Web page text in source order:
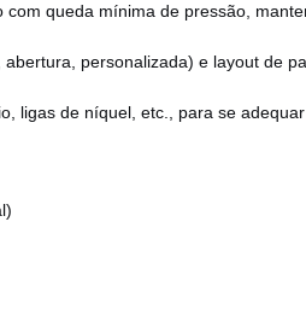
queda mínima de pressão,
personalizada) e layout de
ligas de níquel, etc., para se